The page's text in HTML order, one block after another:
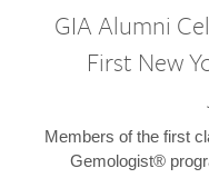
GIA Alumni
First New
Members of the first
Gemologist®